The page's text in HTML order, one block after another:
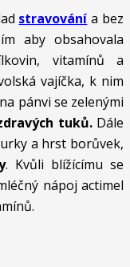
stravování a bez
aby obsahovala
vitamínů a
vajíčka, k nim
pánvi se zelenými
tuků.Dále
a hrst borůvek,
. Kvůli blížícímu se
nápoj actimel